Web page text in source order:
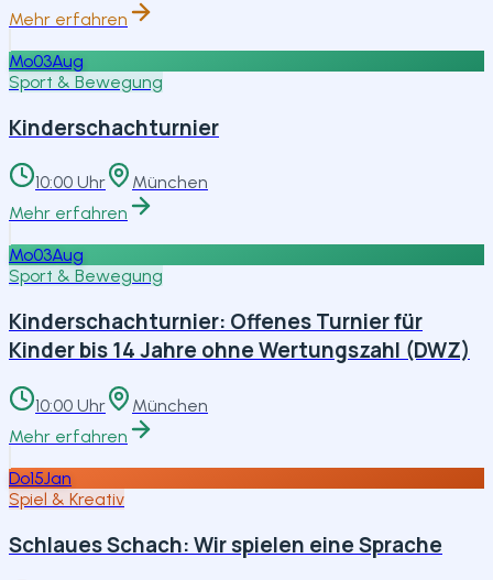
Mehr erfahren
Mo03Aug
Sport & Bewegung
Kinderschachturnier
10:00 Uhr
München
Mehr erfahren
Mo03Aug
Sport & Bewegung
Kinderschachturnier: Offenes Turnier für
Kinder bis 14 Jahre ohne Wertungszahl (DWZ)
10:00 Uhr
München
Mehr erfahren
Do15Jan
Spiel & Kreativ
Schlaues Schach: Wir spielen eine Sprache